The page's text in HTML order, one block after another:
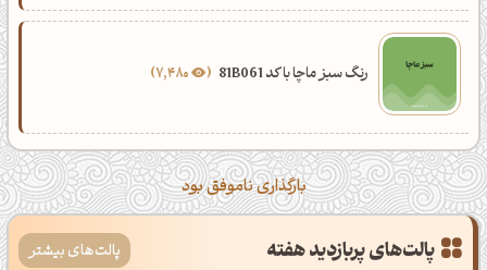
رنگ سبز ماچا با کد 81B061
بارگذاری ناموفق بود
پالت‌های پربازدید هفته پالت‌های بیشتر